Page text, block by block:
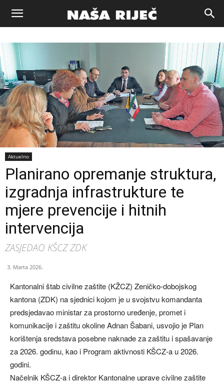
Naša
riječ
Zenica
Aktuelno
Planirano opremanje struktura,
izgradnja infrastrukture te
mjere prevencije i hitnih
intervencija
ZASJEDAO KŠCZ ZDK
3. Marta 2026.
Kantonalni štab civilne zaštite (KŽCZ) Zeničko-dobojskog
kantona (ZDK) na sjednici kojom je u svojstvu komandanta
predsjedavao ministar za prostorno uređenje, promet i
komunikacije i zaštitu okoline Adnan Šabani, usvojio je Plan
korištenja sredstava posebne naknade za zaštitu i spašavanje
za 2026. godinu, kao i Program aktivnosti KŠCZ-a u 2026.
godini.
Načelnik KŠCZ-a i direktor Kantonalne uprave civilne zaštite